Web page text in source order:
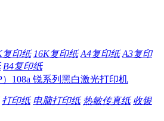
复印纸 16K复印纸 A4复印纸 A3复印
B4复印纸
打印纸 电脑打印纸 热敏传真纸 收银